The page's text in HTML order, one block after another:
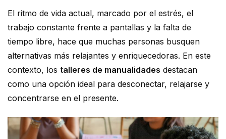
El ritmo de vida actual, marcado por el estrés, el
trabajo constante frente a pantallas y la falta de
tiempo libre, hace que muchas personas busquen
alternativas más relajantes y enriquecedoras. En este
contexto, los talleres de manualidades destacan
como una opción ideal para desconectar, relajarse y
concentrarse en el presente.